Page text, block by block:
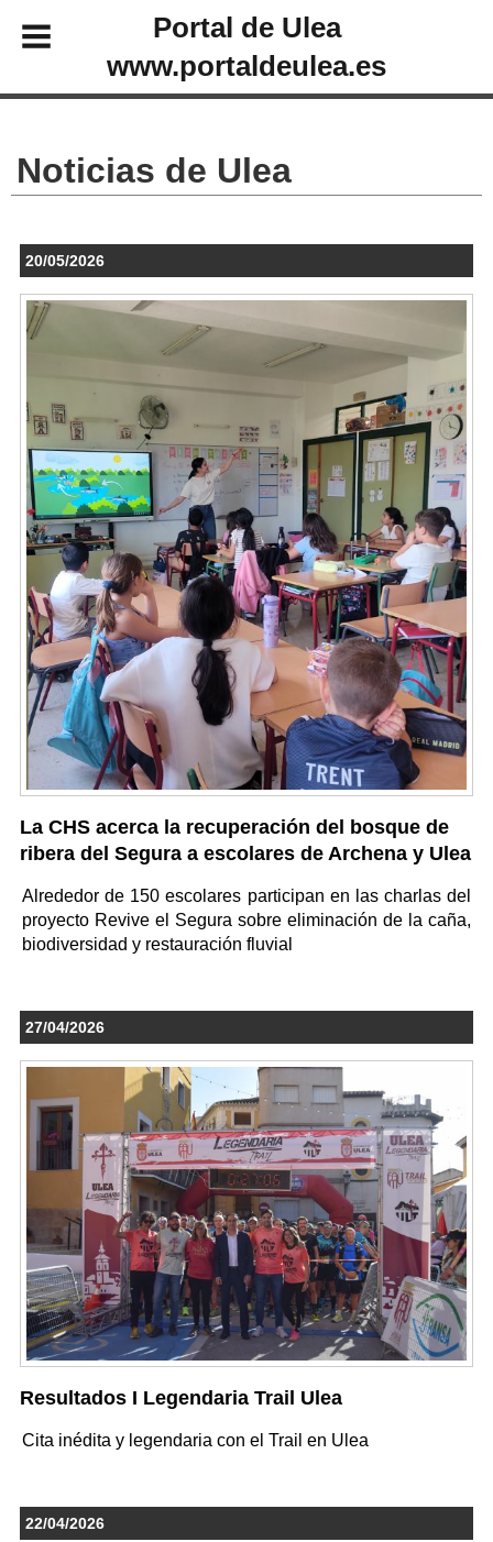
Portal de Ulea
www.portaldeulea.es
Noticias de Ulea
20/05/2026
La CHS acerca la recuperación del bosque de
ribera del Segura a escolares de Archena y Ulea
Alrededor de 150 escolares participan en las charlas del
proyecto Revive el Segura sobre eliminación de la caña,
biodiversidad y restauración fluvial
27/04/2026
Resultados I Legendaria Trail Ulea
Cita inédita y legendaria con el Trail en Ulea
22/04/2026